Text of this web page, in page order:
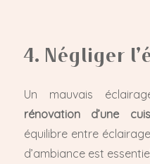
4. Négliger
Un mauvais
rénovation d’une
équilibre entre
d’ambiance est